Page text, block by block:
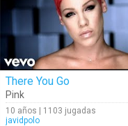
There You Go
Pink
10 años | 1103 jugadas
javidpolo